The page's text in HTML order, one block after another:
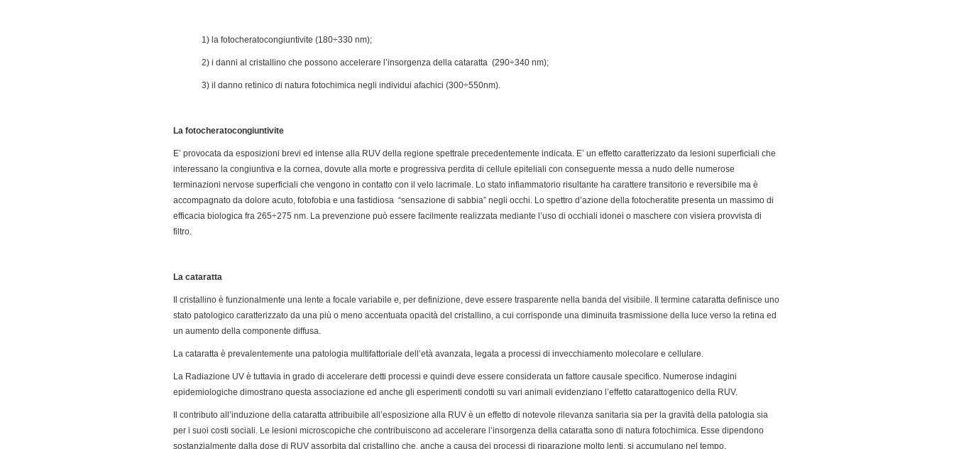
1) la fotocheratocongiuntivite (180÷330 nm);
2) i danni al cristallino che possono accelerare l’insorgenza della cataratta (290÷340 nm);
3) il danno retinico di natura fotochimica negli individui afachici (300÷550nm).
La fotocheratocongiuntivite
E’ provocata da esposizioni brevi ed intense alla RUV della regione spettrale precedentemente indicata. E’ un effetto caratterizzato da lesioni superficiali che
interessano la congiuntiva e la cornea, dovute alla morte e progressiva perdita di cellule epiteliali con conseguente messa a nudo delle numerose
terminazioni nervose superficiali che vengono in contatto con il velo lacrimale. Lo stato infiammatorio risultante ha carattere transitorio e reversibile ma è
accompagnato da dolore acuto, fotofobia e una fastidiosa “sensazione di sabbia” negli occhi. Lo spettro d’azione della fotocheratite presenta un massimo di
efficacia biologica fra 265÷275 nm. La prevenzione può essere facilmente realizzata mediante l’uso di occhiali idonei o maschere con visiera provvista di
filtro.
La cataratta
Il cristallino è funzionalmente una lente a focale variabile e, per definizione, deve essere trasparente nella banda del visibile. Il termine cataratta definisce uno
stato patologico caratterizzato da una più o meno accentuata opacità del cristallino, a cui corrisponde una diminuita trasmissione della luce verso la retina ed
un aumento della componente diffusa.
La cataratta è prevalentemente una patologia multifattoriale dell’età avanzata, legata a processi di invecchiamento molecolare e cellulare.
La Radiazione UV è tuttavia in grado di accelerare detti processi e quindi deve essere considerata un fattore causale specifico. Numerose indagini
epidemiologiche dimostrano questa associazione ed anche gli esperimenti condotti su vari animali evidenziano l’effetto catarattogenico della RUV.
Il contributo all’induzione della cataratta attribuibile all’esposizione alla RUV è un effetto di notevole rilevanza sanitaria sia per la gravità della patologia sia
per i suoi costi sociali. Le lesioni microscopiche che contribuiscono ad accelerare l’insorgenza della cataratta sono di natura fotochimica. Esse dipendono
sostanzialmente dalla dose di RUV assorbita dal cristallino che, anche a causa dei processi di riparazione molto lenti, si accumulano nel tempo.